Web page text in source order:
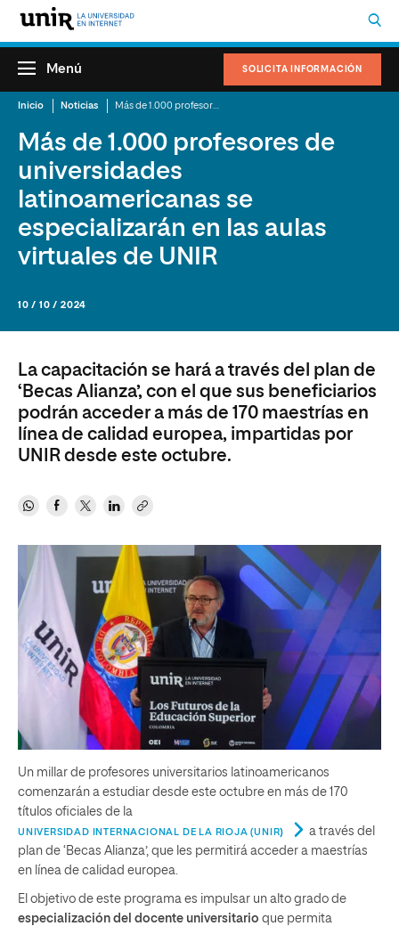
SOLICITA INFORMACIÓN
Menú
Inicio Noticias
Más de 1.000 profesores de
universidades
latinoamericanas se
especializarán en las aulas
virtuales de UNIR
10 / 10 / 2024
La capacitación se hará a través del plan de
‘Becas Alianza’, con el que sus beneficiarios
podrán acceder a más de 170 maestrías en
línea de calidad europea, impartidas por
UNIR desde este octubre.
Un millar de profesores universitarios latinoamericanos
comenzarán a estudiar desde este octubre en más de 170
títulos oficiales de la
UNIVERSIDAD INTERNACIONAL DE LA RIOJA (UNIR)
a través del
plan de ‘Becas Alianza’, que les permitirá acceder a maestrías
en línea de calidad europea.
El objetivo de este programa es impulsar un alto grado de
especialización del docente universitario que permita